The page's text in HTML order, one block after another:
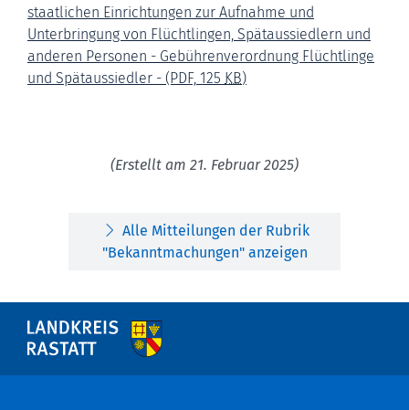
staatlichen Einrichtungen zur Aufnahme und
Unterbringung von Flüchtlingen, Spätaussiedlern und
anderen Personen - Gebührenverordnung Flüchtlinge
und Spätaussiedler - (PDF, 125 KB)
(Erstellt am 21. Februar 2025)
Alle Mitteilungen der Rubrik
"Bekanntmachungen" anzeigen